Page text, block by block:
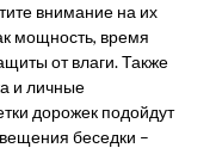
внимание на их
мощность, время
от влаги. Также
и личные
дорожек подойдут
беседки –